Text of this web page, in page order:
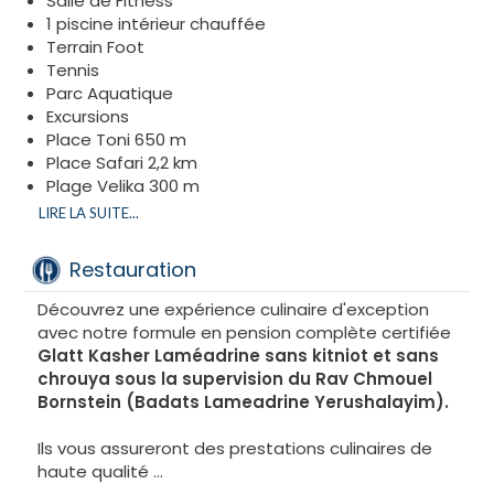
Suite Premium 2 Chambres avec Accès Direct à la
Piscine
1 piscine intérieur chauffée
Terrain Foot
Tennis
Parc Aquatique
Excursions
Place Toni 650 m
Place Safari 2,2 km
Plage Velika 300 m
Plage Mala Ulcinjska
LIRE LA SUITE...
Restauration
Découvrez une expérience culinaire d'exception
avec notre formule en pension complète certifiée
Glatt Kasher Laméadrine sans kitniot et sans
chrouya sous la supervision du Rav Chmouel
Bornstein (Badats Lameadrine Yerushalayim).
Ils vous assureront des prestations culinaires de
haute qualité …